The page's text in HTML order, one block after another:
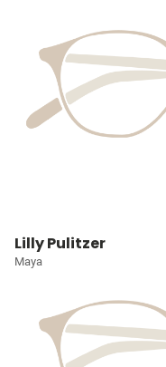
Lilly Pulitzer
Maya